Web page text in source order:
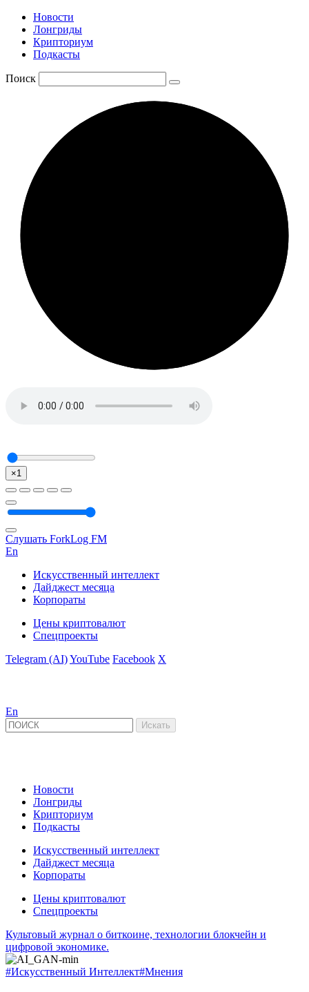
Новости
Лонгриды
Крипториум
Подкасты
Поиск
×1
Слушать ForkLog FM
En
Искусственный интеллект
Дайджест месяца
Корпораты
Цены криптовалют
Спецпроекты
Telegram (AI)YouTube Facebook X
En
Новости
Лонгриды
Крипториум
Подкасты
Искусственный интеллект
Дайджест месяца
Корпораты
Цены криптовалют
Спецпроекты
Культовый журнал о биткоине, технологии блокчейн и
цифровой экономике.
#Искусственный Интеллект#Мнения